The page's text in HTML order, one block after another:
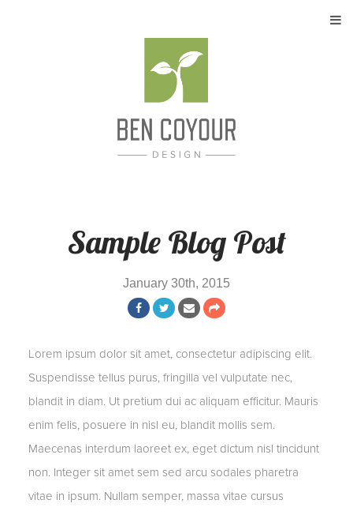
My Work
Services
Contact
Sample Blog Post
January 30th, 2015
Lorem ipsum dolor sit amet, consectetur adipiscing elit.
Suspendisse tellus purus, fringilla vel vulputate nec,
blandit in diam. Ut pretium dui ac aliquam efficitur. Mauris
enim felis, posuere in nisl eu, blandit mollis sem.
Maecenas interdum laoreet ex, eget dictum nisl tincidunt
non. Integer sit amet sem sed arcu sodales pharetra
vitae in ipsum. Nullam semper, massa vitae cursus